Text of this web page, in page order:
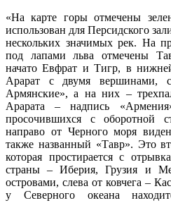
«На карте горы отмечены
использован для Персидского
нескольких значимых рек. На
под лапами льва отмечены
начато Евфрат и Тигр, в
Арарат с двумя вершинами,
Армянские», а на них –
Арарата – надпись
просочившихся с оборотной
направо от Черного моря
также названный «Тавр». Это
которая простирается с
страны – Иберия, Грузия и
островами, слева от ковчега –
у Северного океана